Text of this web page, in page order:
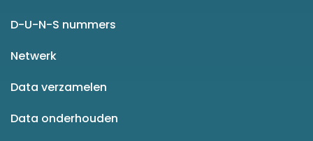
D-U-N-S nummers
Netwerk
Data verzamelen
Data onderhouden